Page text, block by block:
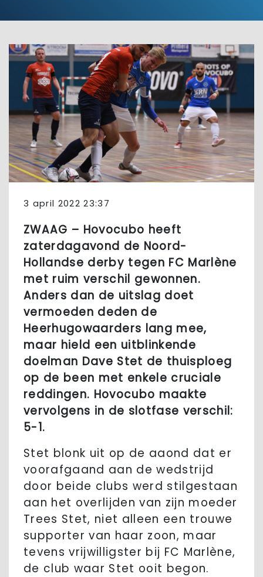
3 april 2022 23:37
ZWAAG – Hovocubo heeft
zaterdagavond de Noord-
Hollandse derby tegen FC Marlène
met ruim verschil gewonnen.
Anders dan de uitslag doet
vermoeden deden de
Heerhugowaarders lang mee,
maar hield een uitblinkende
doelman Dave Stet de thuisploeg
op de been met enkele cruciale
reddingen. Hovocubo maakte
vervolgens in de slotfase verschil:
5-1.
Stet blonk uit op de aaond dat er
voorafgaand aan de wedstrijd
door beide clubs werd stilgestaan
aan het overlijden van zijn moeder
Trees Stet, niet alleen een trouwe
supporter van haar zoon, maar
tevens vrijwilligster bij FC Marlène,
de club waar Stet ooit begon.